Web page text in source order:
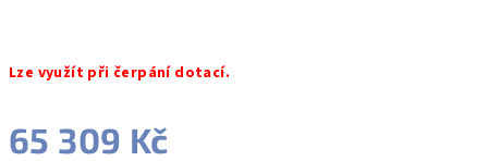
Lze využít při čerpání dotací.
65 309 Kč